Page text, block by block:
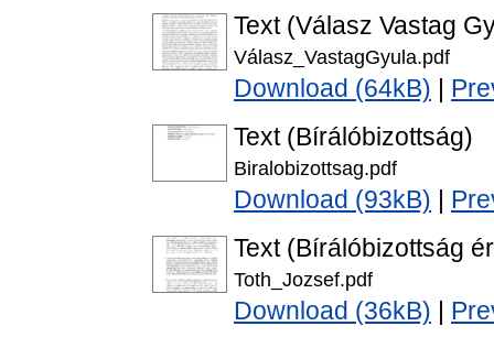
Text (Válasz Vastag
Válasz_VastagGyula.pdf
Download (64kB)
Text (Bírálóbizottság)
Biralobizottsag.pdf
Download (93kB)
Text (Bírálóbizottság
Toth_Jozsef.pdf
Download (36kB)